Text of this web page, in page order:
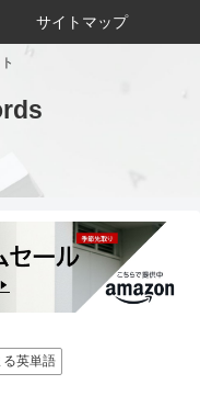
サイトマップ
る英単語